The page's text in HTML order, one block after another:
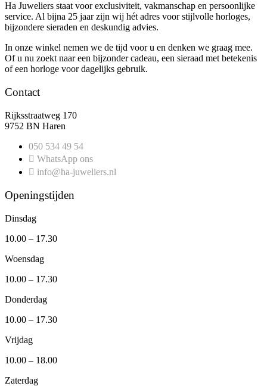
Ha Juweliers staat voor exclusiviteit, vakmanschap en persoonlijke
service. Al bijna 25 jaar zijn wij hét adres voor stijlvolle horloges,
bijzondere sieraden en deskundig advies.
In onze winkel nemen we de tijd voor u en denken we graag mee.
Of u nu zoekt naar een bijzonder cadeau, een sieraad met betekenis
of een horloge voor dagelijks gebruik.
Contact
Rijksstraatweg 170
9752 BN Haren
050 534 49 54
WhatsApp ons
info@ha-juweliers.nl
Openingstijden
Dinsdag
10.00 – 17.30
Woensdag
10.00 – 17.30
Donderdag
10.00 – 17.30
Vrijdag
10.00 – 18.00
Zaterdag